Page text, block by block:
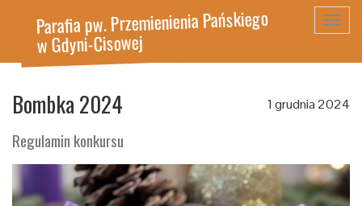
Parafia pw. Przemienienia Pańskiego
w Gdyni-Cisowej
1 grudnia 2024
Bombka 2024
Regulamin konkursu